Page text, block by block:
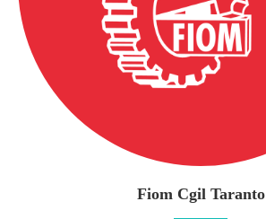
Fiom Cgil Taranto